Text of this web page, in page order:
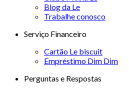
Blog da Le
Trabalhe conosco
Serviço Financeiro
Cartão Le biscuit
Empréstimo Dim Dim
Perguntas e Respostas